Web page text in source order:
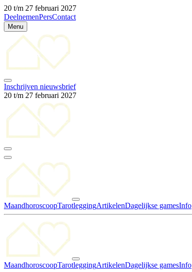
20 t/m 27 februari 2027
DeelnemenPersContact
Menu
Inschrijven nieuwsbrief
20 t/m 27 februari 2027
MaandhoroscoopTarotleggingArtikelenDagelijkse gamesInfo
MaandhoroscoopTarotleggingArtikelenDagelijkse gamesInfo